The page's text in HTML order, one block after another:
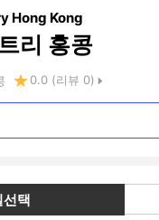
Hong Kong
리 홍콩
0.0 (리뷰 0)
선택